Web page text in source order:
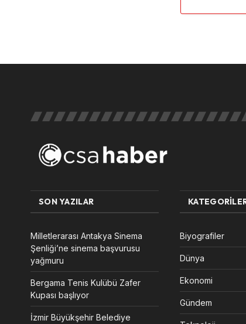
SON YAZILAR
Milletlerarası Antakya Sinema
Şenliği’ne sinema başvurusu
yağmuru
Bergama Tenis Kulübü Zafer
Kupası başlıyor
İzmir Büyükşehir Belediye
Biyografiler
Dünya
Ekonomi
Gündem